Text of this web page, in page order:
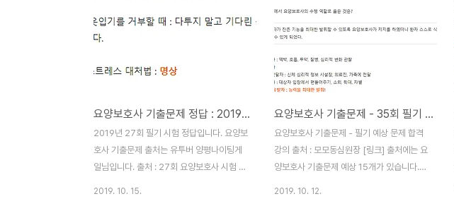
운 표현을 사용하지 않고 짧은 문장으로 천천
히 이야기한다 * 몸짓, 손짓을 이용해 상대의
실물, 그림판, 문자판 등을 이용하여 이해를
언어장애 대상자 판단력, 이해력 장애 대상자
주의력 결핍장애 2. 다음 중 설거지할 때의
순서로 알맞은 것은? 유리컵-수저류-밥그
릇-반찬 그릇-프..
팅게일 - 유튜브 [링크] 문제는 총 45개입니
다. 요양보호사 기출문제 27회 실기 정답 리
상 감사합니다. [▼ 실제 36회 요양보호사
기출문제 정답] 요양보호사 기출문제 36회
61~80 이 글에선 요양보호사 기출문제 시험
정답을 소개합니다. 36회 실..
요양보호사 기출문제 정답 : 2019년 27회 필기
2019년 27회 필기 시험 정답입니다. 요양보
호사 기출문제 출처는 유투버 양평나이팅게
일님입니다. 출처 : 27회 요양보호사 시험 기
2019. 10. 15.
요양보호사 기출문제 - 35회 필기 예상 문제 합격 강의
요양보호사 기출문제 - 필기 예상 문제 합격
강의 출처 : 모모동심원장 [링크] 출처에는 요
양보호사 기출문제 예상 15개가 있습니다.
2019. 10. 12.